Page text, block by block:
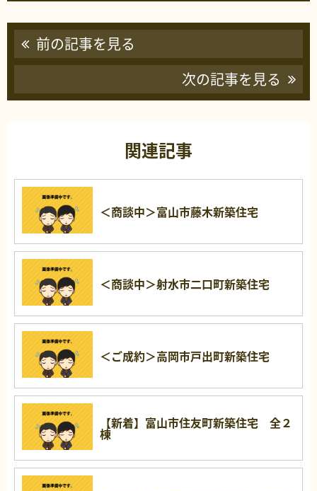
前の記事を見る
次の記事を見る
関連記事
＜商談中＞富山市藤木新築住宅
＜商談中＞射水市二口町新築住宅
＜ご成約＞高岡市戸出町新築住宅
【新着】富山市住友町新築住宅 全２
棟